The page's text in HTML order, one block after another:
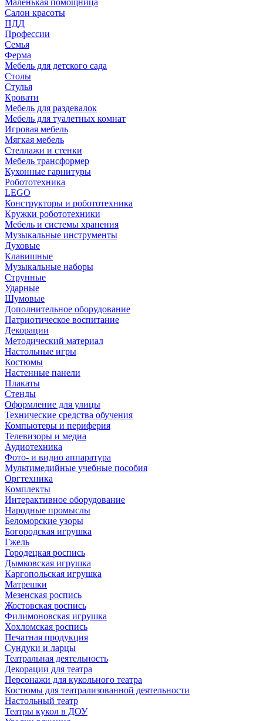
Маленькая помощница
Салон красоты
ПДД
Профессии
Семья
Ферма
Мебель для детского сада
Столы
Cтулья
Кровати
Мебель для раздевалок
Мебель для туалетных комнат
Игровая мебель
Мягкая мебель
Стеллажи и стенки
Мебель трансформер
Кухонные гарнитуры
Робототехника
LEGO
Конструкторы и робототехника
Кружки робототехники
Мебель и системы хранения
Музыкальные инструменты
Духовые
Клавишные
Музыкальные наборы
Струнные
Ударные
Шумовые
Дополнительное оборудование
Патриотическое воспитание
Декорации
Методический материал
Настольные игры
Костюмы
Настенные панели
Плакаты
Стенды
Оформление для улицы
Технические средства обучения
Компьютеры и периферия
Телевизоры и медиа
Аудиотехника
Фото- и видио аппаратура
Мультимедийные учебные пособия
Оргтехника
Комплекты
Интерактивное оборудование
Народные промыслы
Беломорские узоры
Богородская игрушка
Гжель
Городецкая роспись
Дымковская игрушка
Каргопольская игрушка
Матрешки
Мезенская роспись
Жостовская роспись
Филимоновская игрушка
Хохломская роспись
Печатная продукция
Сундуки и ларцы
Театральная деятельность
Декорации для театра
Персонажи для кукольного театра
Костюмы для театрализованной деятельности
Настольный театр
Театры кукол в ДОУ